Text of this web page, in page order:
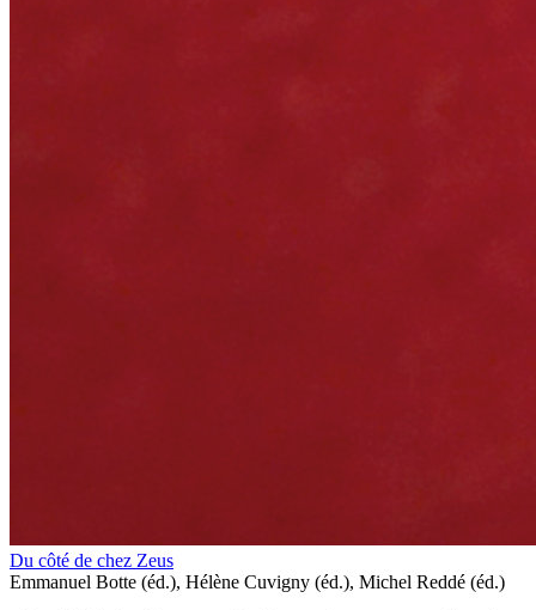
Du côté de chez Zeus
Emmanuel Botte (éd.), Hélène Cuvigny (éd.), Michel Reddé (éd.)